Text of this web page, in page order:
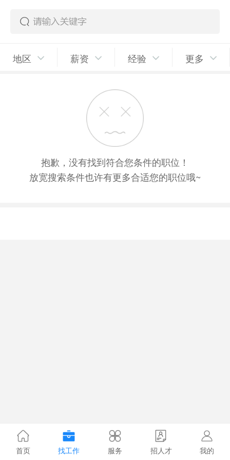
地区 薪资 经验 更多
抱歉，没有找到符合您条件的职位！
放宽搜索条件也许有更多合适您的职位哦~
首页 找工作 服务 招人才 我的